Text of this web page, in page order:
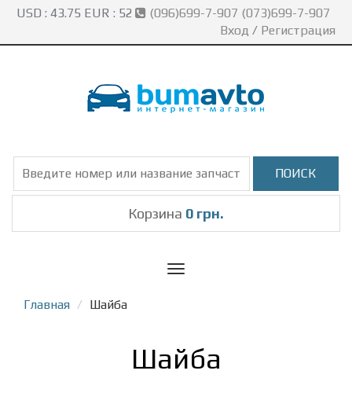
USD : 43.75 EUR : 52
(096)699-7-907 (073)699-7-907
Вход / Регистрация
Корзина 0 грн.
Toggle
Главная
Шайба
Шайба